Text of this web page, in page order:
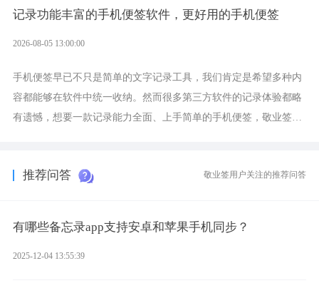
记录功能丰富的手机便签软件，更好用的手机便签
2026-08-05 13:00:00
手机便签早已不只是简单的文字记录工具，我们肯定是希望多种内
容都能够在软件中统一收纳。然而很多第三方软件的记录体验都略
有遗憾，想要一款记录能力全面、上手简单的手机便签，敬业签是
推荐问答 敬业签用户关注的推荐问答
有哪些备忘录app支持安卓和苹果手机同步？
2025-12-04 13:55:39